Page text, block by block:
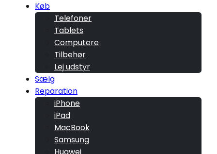
Køb
Telefoner
Tablets
Computere
Tilbehør
Lej udstyr
Sælg
Reparation
iPhone
iPad
MacBook
Samsung